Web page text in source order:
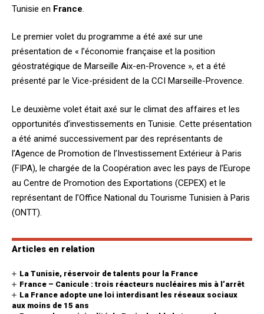
Tunisie en France
Le premier volet du programme a été axé sur une
présentation de « l’économie française et la position
géostratégique de Marseille Aix-en-Provence », et a été
présenté par le Vice-président de la CCI Marseille-Provence.
Le deuxième volet était axé sur le climat des affaires et les
opportunités d’investissements en Tunisie. Cette présentation
a été animé successivement par des représentants de
l’Agence de Promotion de l’Investissement Extérieur à Paris
(FIPA), le chargée de la Coopération avec les pays de l’Europe
au Centre de Promotion des Exportations (CEPEX) et le
représentant de l’Office National du Tourisme Tunisien à Paris
(ONTT).
Articles en relation
La Tunisie, réservoir de talents pour la France
France – Canicule : trois réacteurs nucléaires mis à l’arrêt
La France adopte une loi interdisant les réseaux sociaux
aux moins de 15 ans